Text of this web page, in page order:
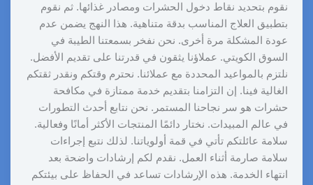
نقوم بتحديد نقاط دخول الحشرات ومصادر غذائها. ثم نقوم
بتطبيق العلاج المناسب بدقة متناهية. هذا النهج يضمن عدم
عودة المشكلة مرة أخرى. نحن نفخر بسمعتنا الطيبة في
السوق الكويتي. عملاؤنا يثقون في قدرتنا على تقديم الأفضل.
نلتزم بالمواعيد المحددة مع عملائنا. نحترم وقتكم ونقدر ثقتكم
الغالية فينا. إن التزامنا بتقديم خدمة ممتازة في مكافحة
حشرات هو سر نجاحنا المستمر. نحن نتابع أحدث التطورات
في عالم المبيدات. نختار دائمًا المنتجات الأكثر أمانًا وفعالية.
سلامة عائلتكم تأتي في قمة أولوياتنا. لذلك نتبع إجراءات
سلامة صارمة أثناء العمل. نقدم لكم إرشادات واضحة بعد
انتهاء الخدمة. هذه الإرشادات تساعد في الحفاظ على بيئتكم